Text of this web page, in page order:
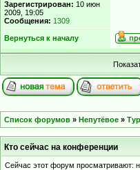
Зарегистрирован: 10 июн
2009, 19:05
Сообщения: 1309
Вернуться к началу
Список форумов » Непутёвое »
Кто сейчас на конференции
Сейчас этот форум просматривают: